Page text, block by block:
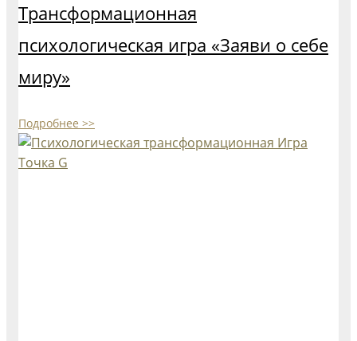
Трансформационная
психологическая игра «Заяви о себе
миру»
Подробнее >>